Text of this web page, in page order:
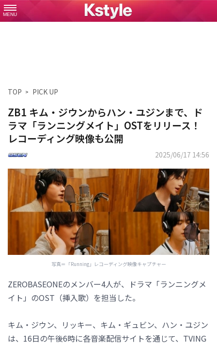
MENU
TOP PICK UP
ZB1 キム・ジウンからハン・ユジンまで、ド
ラマ「ランニングメイト」OSTをリリース！
レコーディング映像も公開
2025/06/17 14:56
写真＝「Running」レコーディング映像キャプチャー
ZEROBASEONEのメンバー4人が、ドラマ「ランニングメ
イト」のOST（挿入歌）を担当した。
キム・ジウン、リッキー、キム・ギュビン、ハン・ユジン
は、16日の午後6時に各音楽配信サイトを通じて、TVING